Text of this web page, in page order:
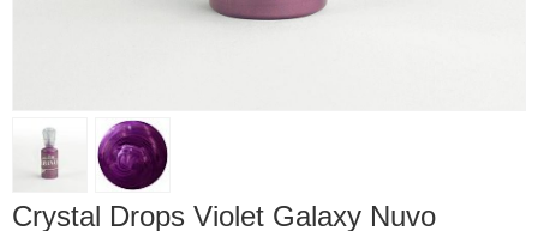
Crystal Drops Violet Galaxy Nuvo